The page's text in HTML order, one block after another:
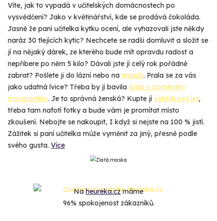
Víte, jak to vypadá v učitelských domácnostech po
vysvědčení? Jako v květinářství, kde se prodává čokoláda.
Jasně že paní učitelka kytku ocení, ale vyhazovali jste někdy
naráz 30 tlejících kytic? Nechcete se radši domluvit a složit se
jí na nějaký dárek, ze kterého bude mít opravdu radost a
nepřibere po něm 5 kilo? Dávali jste jí celý rok pořádně
zabrat? Pošlete ji do lázní nebo na masáž. Prala se za vás
jako udatná lvice? Třeba by jí bavila jízda v obrněném
transportéru. Je to správná ženská? Kupte jí vyhlídkový let,
třeba tam nafotí fotky a bude vám je promítat místo
zkoušení. Nebojte se nakoupit, I když si nejste na 100 % jistí.
Zážitek si paní učitelka může vyměnit za jiný, přesně podle
svého gusta. Více
Naheureka.czmáme
96% spokojenost zákazníků.